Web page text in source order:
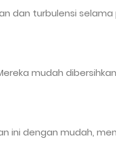
dan turbulensi selama
mudah
ini dengan mudah,